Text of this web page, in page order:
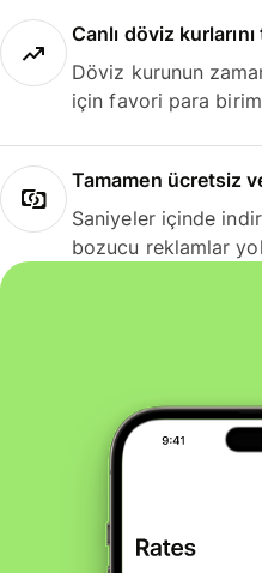
Canlı döviz
Döviz kurunun
için favori para
Tamamen ücretsiz
Saniyeler içinde
bozucu reklamlar